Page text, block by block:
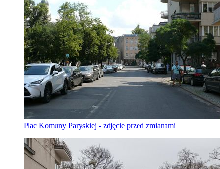
Plac Komuny Paryskiej - zdjęcie przed zmianami